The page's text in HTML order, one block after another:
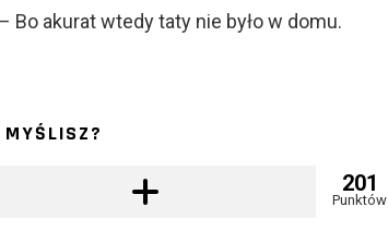
– Bo akurat wtedy taty nie było w domu.
MYŚLISZ?
201
Punktów